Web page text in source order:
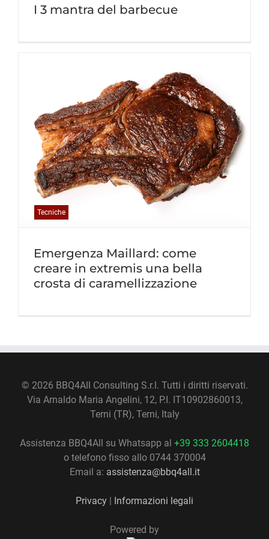
I 3 mantra del barbecue
Emergenza Maillard: come
creare in extremis una bella
crosta di caramellizzazione
Tecniche
© 2026 BBQ4All Consulting S.r.l. Tutti i diritti riservati.
Via Arnaldo Maria Angelini, 12, P.I. IT10902860013,
Terni (TR), Terni, Italy
Assistenza BBQ4All su Whatsapp al +39 333 2604418
o telefono fisso allo 0744 370004
Email a: assistenza@bbq4all.it
Privacy | Informazioni legali
Powered by